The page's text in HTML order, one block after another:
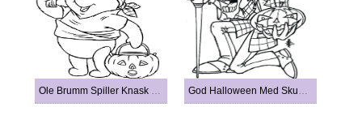
Ole Brumm Spiller Knask Eller Knep God Halloween Med Skummelt Skjelett